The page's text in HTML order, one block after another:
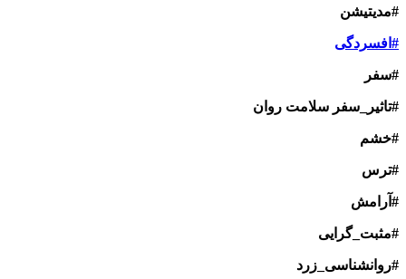
#مدیتیشن
#افسردگی
#سفر
#تاثیر_سفر سلامت روان
#خشم
#ترس
#آرامش
#مثبت_گرایی
#روانشناسی_زرد